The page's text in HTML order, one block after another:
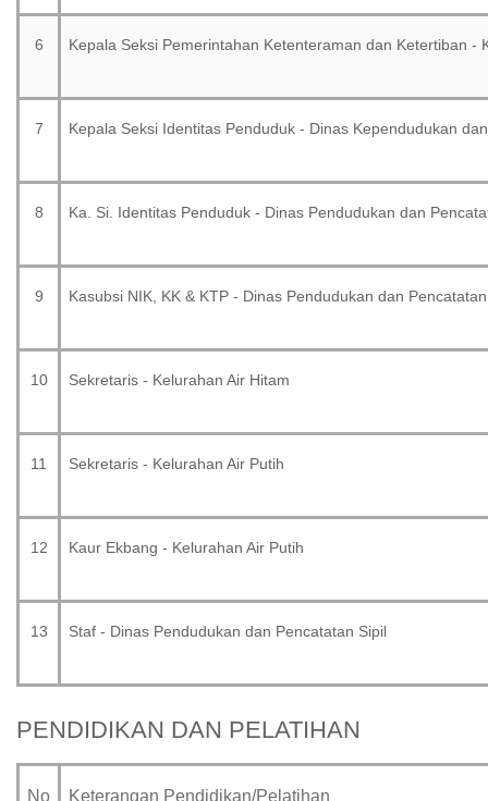
6 Kepala Seksi Pemerintahan Ketenteraman dan Ketertiban -
7 Kepala Seksi Identitas Penduduk - Dinas Kependudukan
8 Ka. Si. Identitas Penduduk - Dinas Pendudukan dan
9 Kasubsi NIK, KK & KTP - Dinas Pendudukan dan
10 Sekretaris - Kelurahan Air Hitam
11 Sekretaris - Kelurahan Air Putih
12 Kaur Ekbang - Kelurahan Air Putih
13 Staf - Dinas Pendudukan dan Pencatatan Sipil
PENDIDIKAN DAN PELATIHAN
No Keterangan Pendidikan/Pelatihan